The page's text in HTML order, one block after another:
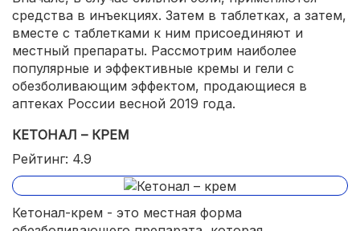
средства в инъекциях. Затем в таблетках, а затем,
вместе с таблетками к ним присоединяют и
местный препараты. Рассмотрим наиболее
популярные и эффективные кремы и гели с
обезболивающим эффектом, продающиеся в
аптеках России весной 2019 года.
КЕТОНАЛ – КРЕМ
Рейтинг: 4.9
Кетонал-крем - это местная форма